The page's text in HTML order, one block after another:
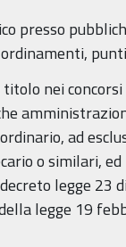
presso
nei
ad
o similari,
legge 23
legge 19